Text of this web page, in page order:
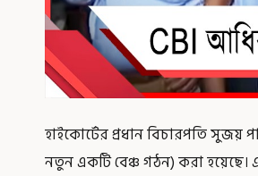
হাইকোর্টের প্রধান বিচারপতি
নতুন একটি বেঞ্চ গঠন) করা হয়েছে।